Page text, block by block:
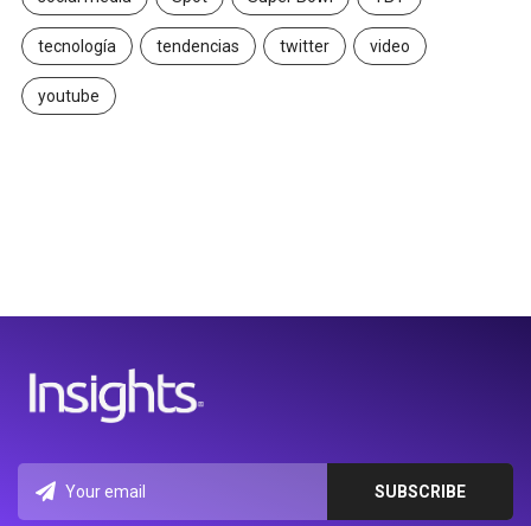
tecnología tendencias twitter video
youtube